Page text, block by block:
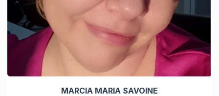
MARCIA MARIA SAVOINE